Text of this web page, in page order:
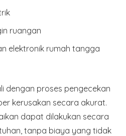
ruangan
elektronik rumah tangga
dengan proses pengecekan
kerusakan secara akurat.
dapat dilakukan secara
tanpa biaya yang tidak